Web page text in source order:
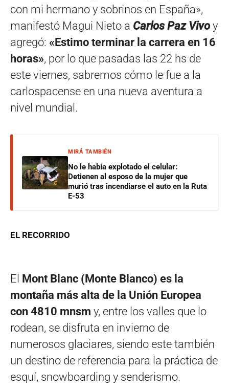
con mi hermano y sobrinos en España»,
manifestó Magui Nieto a Carlos Paz Vivoy
agregó: «Estimo terminar la carrera en 16
horas», por lo que pasadas las 22 hs de
este viernes, sabremos cómo le fue a la
carlospacense en una nueva aventura a
nivel mundial.
MIRÁ TAMBIÉN
No le había explotado el celular:
Detienen al esposo de la mujer que
murió tras incendiarse el auto en la Ruta
E-53
EL RECORRIDO
El Mont Blanc (Monte Blanco) es la
montaña más alta de la Unión Europea
con 4810 mnsm y, entre los valles que lo
rodean, se disfruta en invierno de
numerosos glaciares, siendo este también
un destino de referencia para la práctica de
esquí, snowboarding y senderismo.